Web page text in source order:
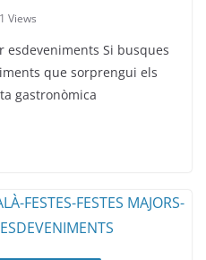
Views
esdeveniments Si busques
que sorprengui els
gastronòmica